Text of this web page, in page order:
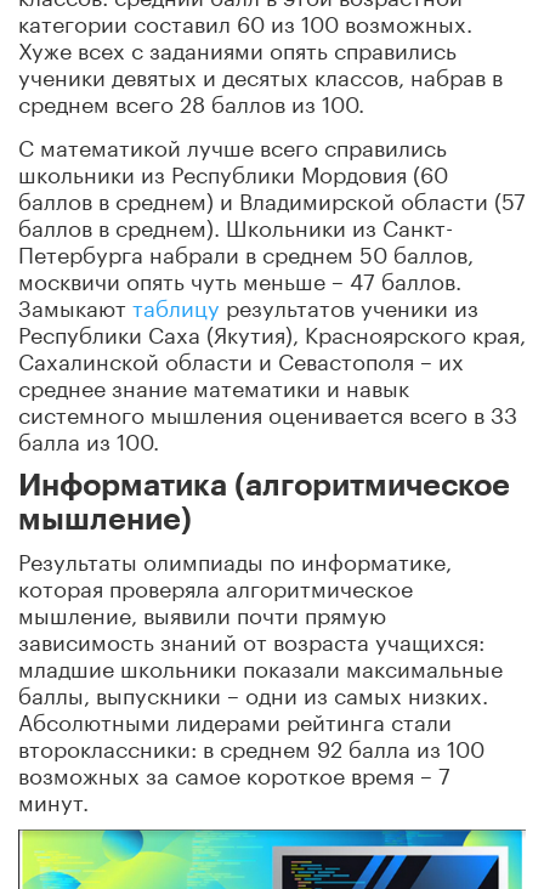
категории составил 60 из 100 возможных.
Хуже всех с заданиями опять справились
ученики девятых и десятых классов, набрав в
среднем всего 28 баллов из 100.
С математикой лучше всего справились
школьники из Республики Мордовия (60
баллов в среднем) и Владимирской области (57
баллов в среднем). Школьники из Санкт-
Петербурга набрали в среднем 50 баллов,
москвичи опять чуть меньше – 47 баллов.
Замыкаюттаблицу результатов ученики из
Республики Саха (Якутия), Красноярского края,
Сахалинской области и Севастополя – их
среднее знание математики и навык
системного мышления оценивается всего в 33
балла из 100.
Информатика (алгоритмическое
мышление)
Результаты олимпиады по информатике,
которая проверяла алгоритмическое
мышление, выявили почти прямую
зависимость знаний от возраста учащихся:
младшие школьники показали максимальные
баллы, выпускники – одни из самых низких.
Абсолютными лидерами рейтинга стали
второклассники: в среднем 92 балла из 100
возможных за самое короткое время – 7
минут.